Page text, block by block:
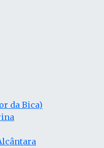
da Bica)